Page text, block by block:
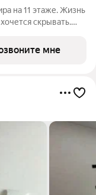
на 11 этаже. Жизнь
для
мне